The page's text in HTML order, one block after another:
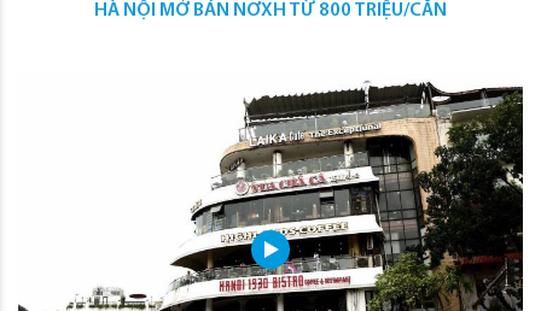
HÀ NỘI MỞ BÁN NƠXH TỪ 800 TRIỆU/CĂN